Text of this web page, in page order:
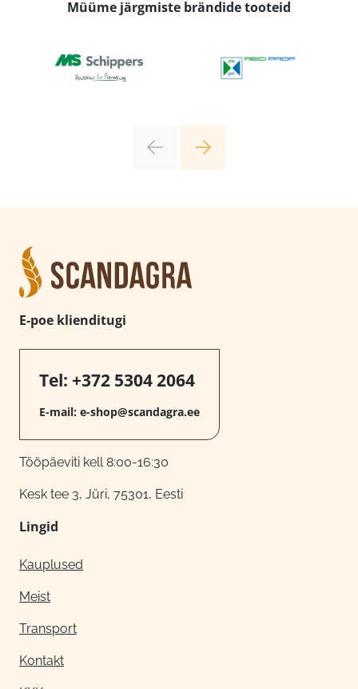
Müüme järgmiste brändide tooteid
E-poe klienditugi
Tel: +372 5304 2064
E-mail: e-shop@scandagra.ee
Tööpäeviti kell 8:00-16:30
Kesk tee 3, Jüri, 75301, Eesti
Lingid
Kauplused
Meist
Transport
Kontakt